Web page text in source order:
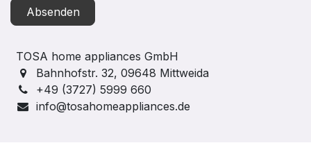
Absenden
TOSA home appliances GmbH
Bahnhofstr. 32, 09648 Mittweida
+49 (3727) 5999 660
info@tosahomeappliances.de